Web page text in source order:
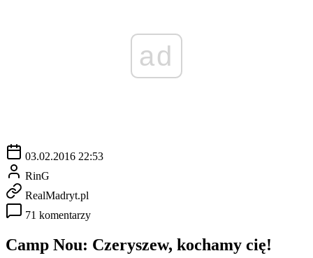
ad
03.02.2016 22:53
RinG
RealMadryt.pl
71 komentarzy
Camp Nou: Czeryszew, kochamy cię!